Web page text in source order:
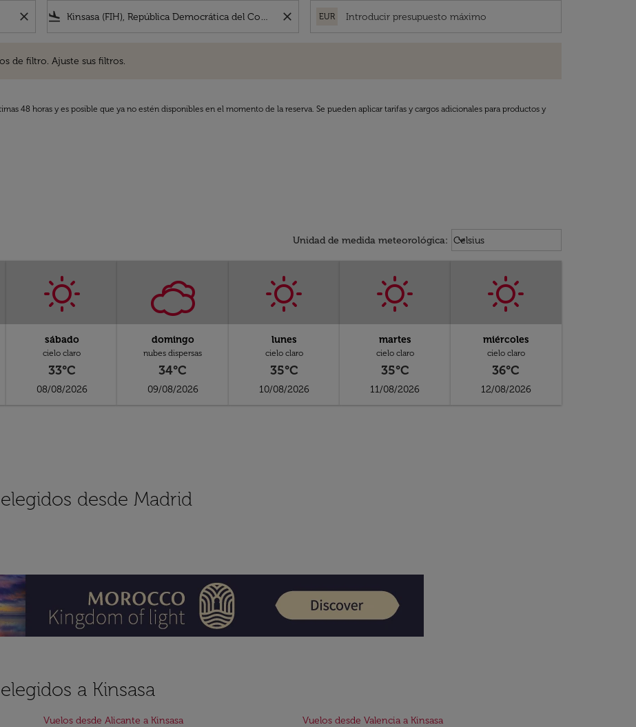
close flight_land close EUR
de filtro. Ajuste sus filtros.
48 horas y es posible que ya no estén disponibles en el momento de la reserva. Se pueden aplicar tarifas y cargos adicionales para productos y
Unidad de medida meteorológica: Weather unit option Celsius
Celsius
keyboard_arrow_down
sábado
cielo claro
33°C
08/08/2026
domingo
nubes dispersas
34°C
09/08/2026
lunes
cielo claro
35°C
10/08/2026
martes
cielo claro
35°C
11/08/2026
miércoles
cielo claro
36°C
12/08/2026
desde Madrid
a Kinsasa
Vuelos desde Alicante a Kinsasa
Vuelos desde Valencia a Kinsasa